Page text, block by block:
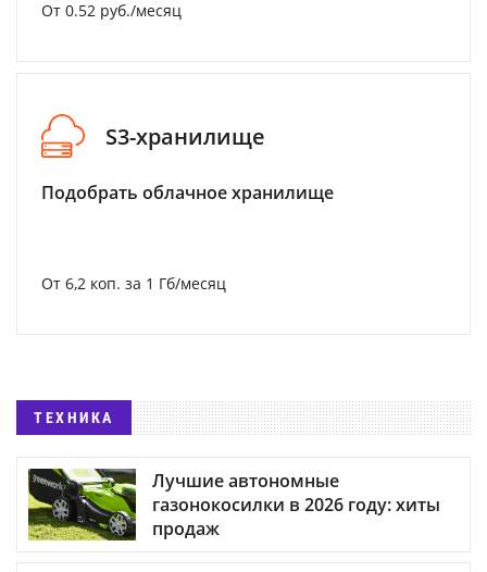
От 0.52 руб./месяц
S3-хранилище
Подобрать облачное хранилище
От 6,2 коп. за 1 Гб/месяц
ТЕХНИКА
Лучшие автономные
газонокосилки в 2026 году: хиты
продаж